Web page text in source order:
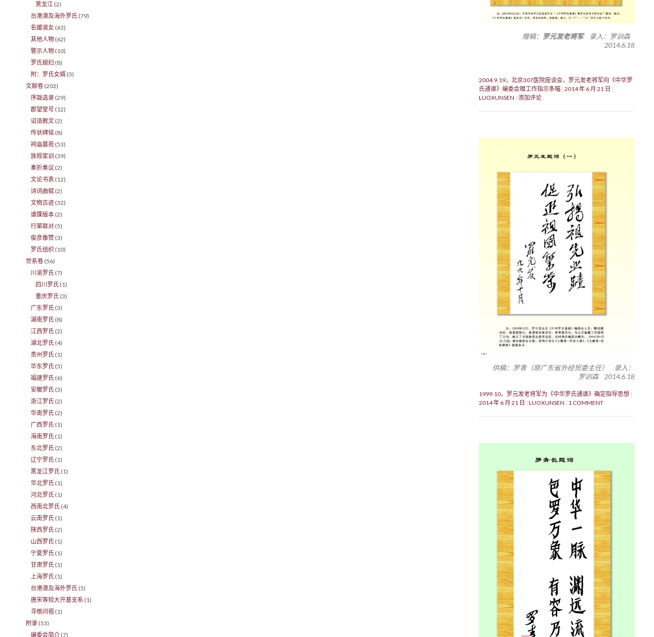
赠稿： 罗元发老将军录入：罗训森
2014.6.18
2004.9.19，北京307医院座谈会，罗元发老将军向《中华罗
氏通谱》编委会赠工作指示条幅 2014 年 6 月 21 日
LUOXUNSEN 添加评论
供稿：罗青（原广东省外经贸委主任） 录入：
罗训森 2014.6.18
1999.10，罗元发老将军为《中华罗氏通谱》确定指导思想
2014 年 6 月 21 日
LUOXUNSEN 1 COMMENT
黑龙江 (2)
台港澳及海外罗氏 (79)
名嫒淑女 (63)
其他人物 (62)
警示人物 (10)
罗氏媳妇 (8)
附：罗氏女婿 (3)
文献卷 (202)
序跋选录 (29)
郡望堂号 (12)
诏诰敕文 (2)
传状碑铭 (8)
祠庙墓苑 (53)
族规家训 (39)
奏折奏议 (2)
文论书表 (12)
诗词曲赋 (2)
文物古迹 (32)
谱牒版本 (2)
行第联对 (5)
俊彦像赞 (3)
罗氏组织 (10)
世系卷 (56)
川渝罗氏 (7)
四川罗氏 (1)
重庆罗氏 (3)
广东罗氏 (3)
湖南罗氏 (8)
江西罗氏 (2)
湖北罗氏 (4)
贵州罗氏 (1)
华东罗氏 (5)
福建罗氏 (6)
安徽罗氏 (3)
浙江罗氏 (2)
华南罗氏 (2)
广西罗氏 (1)
海南罗氏 (1)
东北罗氏 (2)
辽宁罗氏 (1)
黑龙江罗氏 (1)
华北罗氏 (1)
河北罗氏 (1)
西南北罗氏 (4)
云南罗氏 (1)
陕西罗氏 (2)
山西罗氏 (1)
宁夏罗氏 (1)
甘肃罗氏 (1)
上海罗氏 (1)
台港澳及海外罗氏 (5)
唐宋等较大开基支系 (1)
寻根问祖 (1)
附录 (53)
编委会简介 (7)